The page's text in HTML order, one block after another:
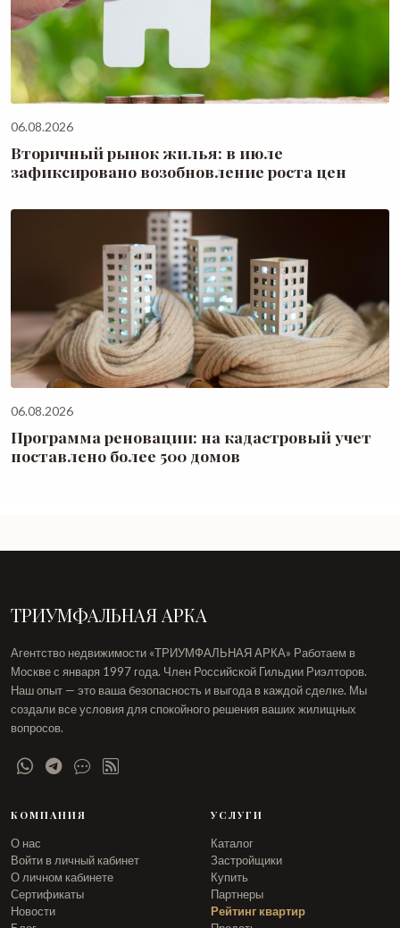
06.08.2026
Вторичный рынок жилья: в июле
зафиксировано возобновление роста цен
06.08.2026
Программа реновации: на кадастровый учет
поставлено более 500 домов
ТРИУМФАЛЬНАЯ АРКА
Агентство недвижимости «ТРИУМФАЛЬНАЯ АРКА» Работаем в
Москве с января 1997 года. Член Российской Гильдии Риэлторов.
Наш опыт — это ваша безопасность и выгода в каждой сделке. Мы
создали все условия для спокойного решения ваших жилищных
вопросов.
КОМПАНИЯ
О нас
Войти в личный кабинет
О личном кабинете
Сертификаты
Новости
УСЛУГИ
Каталог
Застройщики
Купить
Партнеры
Рейтинг квартир